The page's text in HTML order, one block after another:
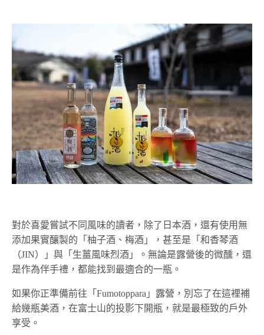
對於喜愛嘗試不同風味的讀者，除了日本酒，還有使用無
添加果實釀製的「柚子酒、梅酒」，甚至是「和香琴酒
（JIN）」與「生薑風味烈酒」。無論是露營後的微醺，還
是作為伴手禮，都能找到最適合的一瓶。
如果你正準備前往「Fumotoppara」露營，別忘了在這裡補
給幾瓶美酒，在富士山的投影下開瓶，就是最極致的戶外
享受。